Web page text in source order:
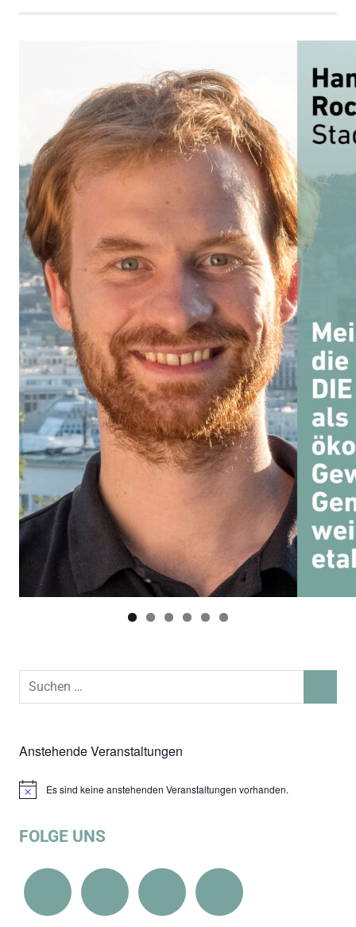
Suchen
Anstehende Veranstaltungen
HinweisEs sind keine anstehenden Veranstaltungen vorhanden.
FOLGE UNS